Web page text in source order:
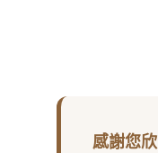
感謝您